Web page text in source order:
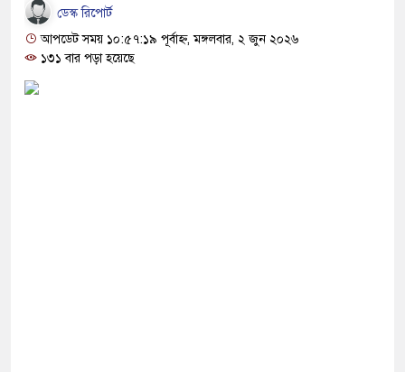
দায়ী থাকবে জামায়াত-এনসিপি: রাশেদ খাঁন
দিলেন জামায়াত বহিষ্কাকৃত গাজী নজরুলের ১২
ডেস্ক রিপোর্ট
আপডেট সময় ১০:৫৭:১৯ পূর্বাহ্ন, মঙ্গলবার, ২ জুন ২০২৬
১৩১ বার পড়া হয়েছে